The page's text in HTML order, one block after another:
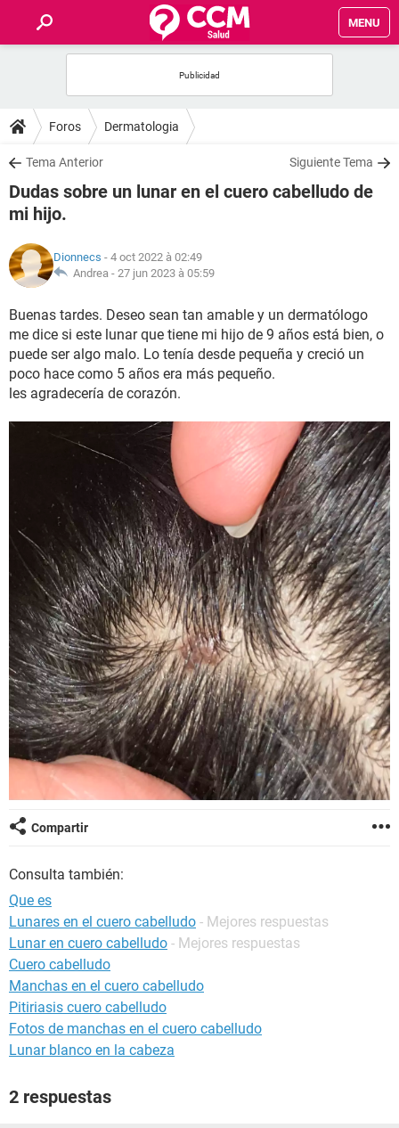
MENU
FORUMS
SALUD
FAMILIA
NUTRICIÓN
SEXUALIDAD
GLOSARIO
Foros Dermatologia
Tema Anterior Siguiente Tema
Dudas sobre un lunar en el cuero cabelludo de
mi hijo.
Dionnecs - 4 oct 2022 à 02:49
Andrea - 27 jun 2023 à 05:59
Buenas tardes. Deseo sean tan amable y un dermatólogo
me dice si este lunar que tiene mi hijo de 9 años está bien, o
puede ser algo malo. Lo tenía desde pequeña y creció un
poco hace como 5 años era más pequeño.
les agradecería de corazón.
Compartir
Consulta también:
Que es
Lunares en el cuero cabelludo - Mejores respuestas
Lunar en cuero cabelludo - Mejores respuestas
Cuero cabelludo
Manchas en el cuero cabelludo
Pitiriasis cuero cabelludo
Fotos de manchas en el cuero cabelludo
Lunar blanco en la cabeza
2 respuestas